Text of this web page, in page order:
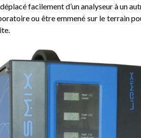
facilement d’un analyseur à un
ou être emmené sur le terrain